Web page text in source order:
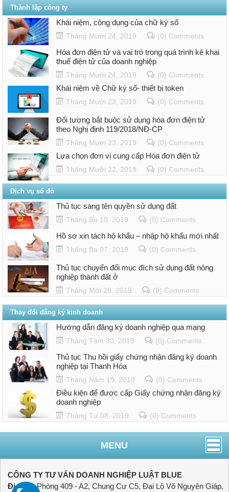
Thành lập công ty
Khái niệm, công dụng của chữ ký số
Tháng Mười 24, 2019 (0) Comments
Hóa đơn điện tử và vai trò trong quá trình kê khai
thuế điện tử của doanh nghiệp
Tháng Mười 24, 2019 (0) Comments
Khái niệm về Chữ ký số- thiết bị token
Tháng Mười 23, 2019 (0) Comments
Đối tượng bắt buộc sử dụng hóa đơn điện tử
theo Nghị định 119/2018/NĐ-CP
Tháng Mười 23, 2019 (0) Comments
Lựa chọn đơn vị cung cấp Hóa đơn điện tử
Tháng Mười 22, 2019 (0) Comments
Dịch vụ sổ đỏ
Thủ tục sang tên quyền sử dụng đất
Tháng Ba 10, 2019 (0) Comments
Hồ sơ xin tách hộ khẩu – nhập hộ khẩu mới nhất
Tháng Ba 07, 2019 (0) Comments
Thủ tục chuyển đổi mục đích sử dụng đất nông
nghiệp thành đất ở
Tháng Một 20, 2019 (0) Comments
Thay đổi đăng ký kinh doanh
Hướng dẫn đăng ký doanh nghiệp qua mạng
Tháng Tám 30, 2019 (0) Comments
Thủ tục Thu hồi giấy chứng nhận đăng ký doanh
nghiệp tại Thanh Hóa
Tháng Năm 19, 2019 (0) Comments
Điều kiện để được cấp Giấy chứng nhận đăng ký
doanh nghiệp
Tháng Tư 08, 2019 (0) Comments
MENU
CÔNG TY TƯ VẤN DOANH NGHIỆP LUẬT BLUE
Địa chỉ:Phòng 409 - A2, Chung Cư C5, Đại Lộ Võ Nguyên Giáp,